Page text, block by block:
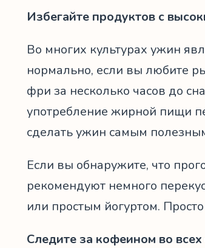
Избегайте продуктов с
Во многих культурах ужин
нормально, если вы любите
фри за несколько часов до
употребление жирной пищи
сделать ужин самым
Если вы обнаружите, что
рекомендуют немного
или простым йогуртом.
Следите за кофеином во